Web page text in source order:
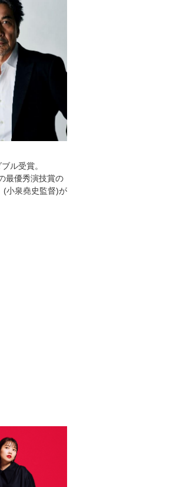
ル受賞。
最優秀演技賞の
(小泉堯史監督)が